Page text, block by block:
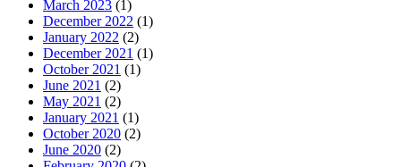
March 2023 (1)
December 2022 (1)
January 2022 (2)
December 2021 (1)
October 2021 (1)
June 2021 (2)
May 2021 (2)
January 2021 (1)
October 2020 (2)
June 2020 (2)